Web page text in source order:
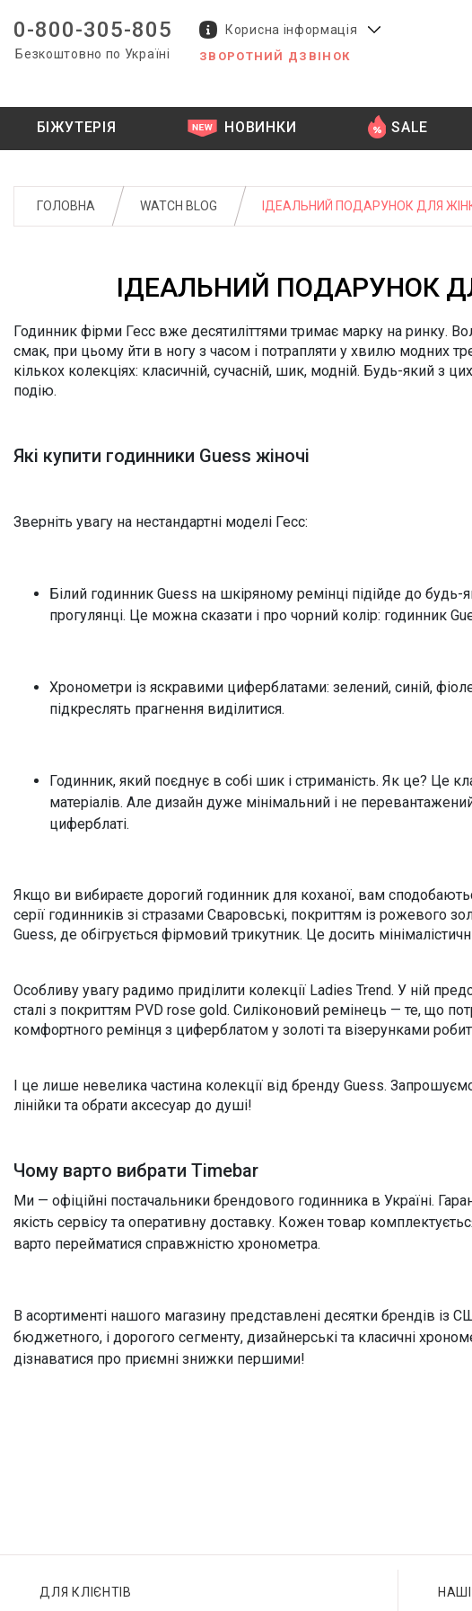
0-800-305-805
Безкоштовно по Україні
Корисна інформація
044 392 44 45
099 399 23 80
0 800 305 805
ЗВОРОТНИЙ ДЗВІНОК
БІЖУТЕРІЯ НОВИНКИ SALE
3 33 ELEMENT
C
CLAUDE BERNARD
CERRUTI 1881
F FURLA
G
GC
GEORGE KINI
Без індикації
ВОДОЗАХИСТ
3 атм
Кварцовий
Без індикації
ВОДОЗАХИСТ
3 атм
20 атм
Кварцовий
ГОЛОВНА WATCH BLOG ІДЕАЛЬНИЙ ПОДАРУНОК ДЛЯ
ІДЕАЛЬНИЙ ПОДАРУНОК
Годинник фірми Гесс вже десятиліттями тримає марку на ринку.
смак, при цьому йти в ногу з часом і потрапляти у хвилю модних
кількох колекціях: класичній, сучасній, шик, модній. Будь-який з
подію.
Які купити годинники Guess жіночі
Зверніть увагу на нестандартні моделі Гесс:
Білий годинник Guess на шкіряному ремінці підійде до будь-
прогулянці. Це можна сказати і про чорний колір: годинник
Хронометри із яскравими циферблатами: зелений, синій,
підкреслять прагнення виділитися.
Годинник, який поєднує в собі шик і стриманість. Як це? Це
матеріалів. Але дизайн дуже мінімальний і не
циферблаті.
Якщо ви вибираєте дорогий годинник для коханої, вам
серії годинників зі стразами Сваровські, покриттям із рожевого
Guess, де обігрується фірмовий трикутник. Це досить
Особливу увагу радимо приділити колекції Ladies Trend. У ній
сталі з покриттям PVD rose gold. Силіконовий ремінець — те, що
комфортного ремінця з циферблатом у золоті та візерунками
І це лише невелика частина колекції від бренду Guess.
лінійки та обрати аксесуар до душі!
Чому варто вибрати Timebar
Ми — офіційні постачальники брендового годинника в Україні.
якість сервісу та оперативну доставку. Кожен товар
варто перейматися справжністю хронометра.
В асортименті нашого магазину представлені десятки брендів із
бюджетного, і дорогого сегменту, дизайнерські та класичні
дізнаватися про приємні знижки першими!
ДЛЯ КЛІЄНТІВ